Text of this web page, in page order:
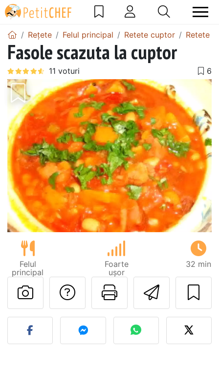
Rețete Felul principal Retete cuptor Retete
Fasole scazuta la cuptor
Felul
principal
Foarte
ușor
32 min
Printează
Adresează o
Postează o poză cu